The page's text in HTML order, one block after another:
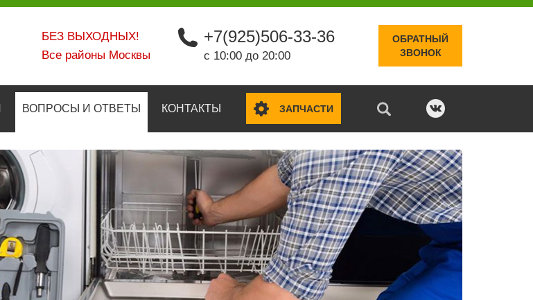
БЕЗ ВЫХОДНЫХ!
Все районы Москвы
+7(925)506-33-36
с 10:00 до 20:00
ОБРАТНЫЙ
ЗВОНОК
ВОПРОСЫ И ОТВЕТЫ КОНТАКТЫ ЗАПЧАСТИ